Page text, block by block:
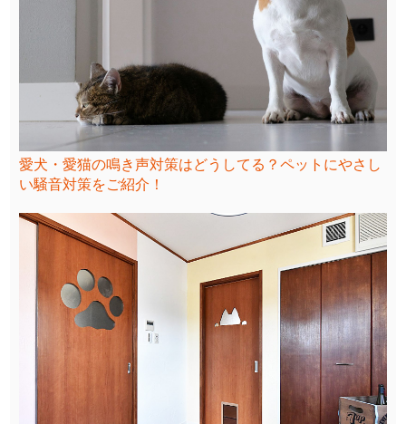
愛犬・愛猫の鳴き声対策はどうしてる？ペットにやさし
い騒音対策をご紹介！